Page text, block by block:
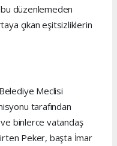
bu düzenlemeden
çıkan eşitsizliklerin
Meclisi
tarafından
binlerce vatandaş
Peker, başta İmar